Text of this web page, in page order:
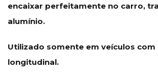
encaixar perfeitamente no carro,
alumínio.
Utilizado somente em veículos com
longitudinal.